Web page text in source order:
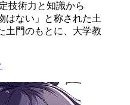
技術力と知識から
はない」と称された土
土門のもとに、大学教